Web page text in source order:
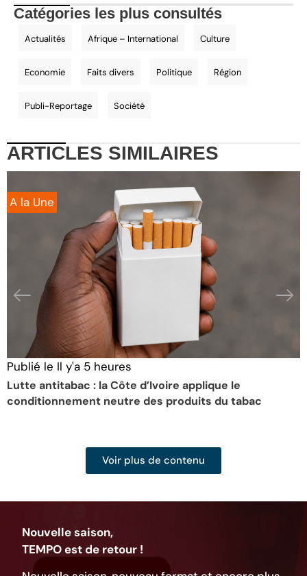
Catégories les plus consultés
Actualités Afrique – International Culture
Economie Faits divers Politique Région
Publi-Reportage Société
ARTICLES SIMILAIRES
A la Une
Publié le Il y'a 5 heures
Lutte antitabac : la Côte d’Ivoire applique le
conditionnement neutre des produits du tabac
Voir plus de contenu
Nouvelle saison,
TEMPO est de retour !